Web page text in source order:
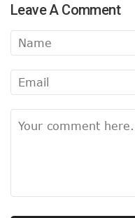
Leave A Comment